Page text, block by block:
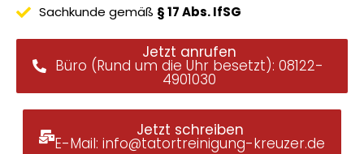
Sachkunde gemäß § 17 Abs. IfSG
Jetzt anrufen
Büro (Rund um die Uhr besetzt): 08122-
4901030
Jetzt schreiben
E-Mail: info@tatortreinigung-kreuzer.de